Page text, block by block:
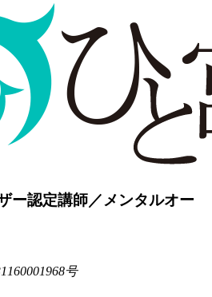
ー認定講師／メンタルオー
号